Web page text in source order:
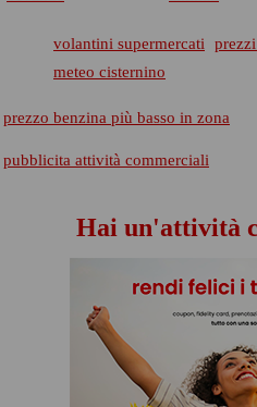
volantini supermercati
meteo cisternino
prezzo benzina più basso in zona
pubblicita attività commerciali
Hai un'attività